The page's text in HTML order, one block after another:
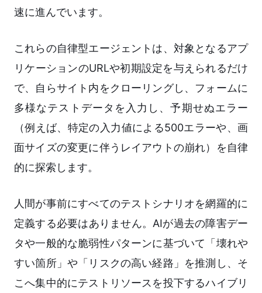
速に進んでいます。
これらの自律型エージェントは、対象となるアプ
リケーションのURLや初期設定を与えられるだけ
で、自らサイト内をクローリングし、フォームに
多様なテストデータを入力し、予期せぬエラー
（例えば、特定の入力値による500エラーや、画
面サイズの変更に伴うレイアウトの崩れ）を自律
的に探索します。
人間が事前にすべてのテストシナリオを網羅的に
定義する必要はありません。AIが過去の障害デー
タや一般的な脆弱性パターンに基づいて「壊れや
すい箇所」や「リスクの高い経路」を推測し、そ
こへ集中的にテストリソースを投下するハイブリ